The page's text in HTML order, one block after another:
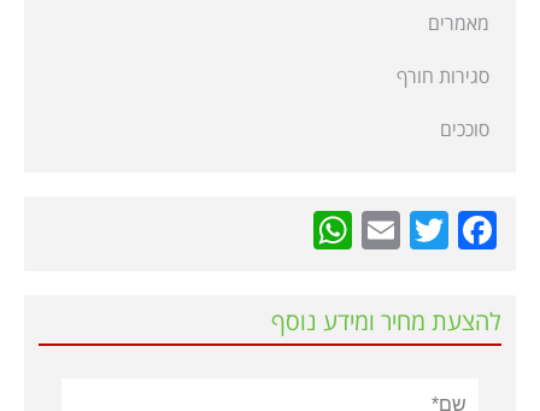
מאמרים
סגירות חורף
סוככים
Facebook
Twitter
Email
להצעת מחיר ומידע נוסף